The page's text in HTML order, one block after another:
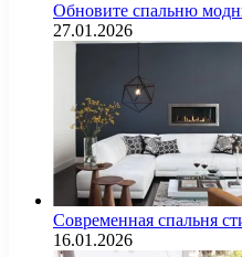
Обновите спальню
27.01.2026
Современная спальня
16.01.2026